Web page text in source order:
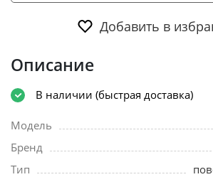
Добавить в
Описание
В наличии (быстрая доставка)
Модель
Бренд
Тип